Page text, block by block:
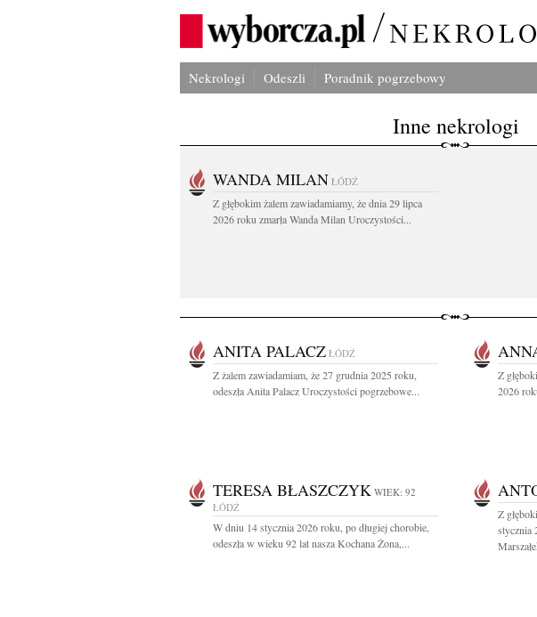
Nekrologi Odeszli Poradnik pogrzebowy
Inne nekrologi
WANDA MILAN ŁÓDŹ
Z głębokim żalem zawiadamiamy, że dnia 29 lipca
2026 roku zmarła Wanda Milan Uroczystości...
ANITA PALACZ ŁÓDŹ
Z żalem zawiadamiam, że 27 grudnia 2025 roku,
odeszła Anita Palacz Uroczystości pogrzebowe...
Z
2026
TERESA BŁASZCZYK WIEK: 92
ŁÓDŹ
W dniu 14 stycznia 2026 roku, po długiej chorobie,
odeszła w wieku 92 lat nasza Kochana Żona,...
Z
stycznia